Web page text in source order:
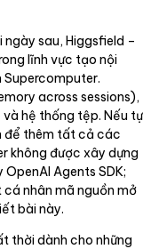
ngày sau, Higgsfield –
lĩnh vực tạo nội
across sessions),
hệ thống tệp. Nếu tự
để thêm tất cả các
không được xây dựng
OpenAI Agents SDK;
nhân mã nguồn mở
bài này.
thời dành cho những